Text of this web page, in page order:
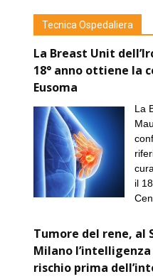
Tecnica Ospedaliera
La Breast Unit
18° anno ottiene la
Eusoma
La
il
Tumore del rene, al
Milano
rischio prima